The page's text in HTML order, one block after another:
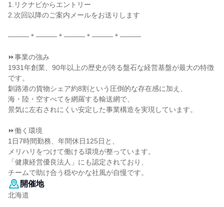
1.リクナビからエントリー
2.次回以降のご案内メールをお送りします
―――＊―――＊―――＊―――＊―――
⏩事業の強み
1931年創業、90年以上の歴史が誇る盤石な経営基盤が最大の特徴
です。
釧路港の貨物シェア約8割という圧倒的な存在感に加え、
海・陸・空すべてを網羅する輸送網で、
景気に左右されにくい安定した事業構造を実現しています。
⏩働く環境
1日7時間勤務、年間休日125日と、
メリハリをつけて働ける環境が整っています。
「健康経営優良法人」にも認定されており、
チームで助け合う穏やかな社風が自慢です。
開催地
北海道